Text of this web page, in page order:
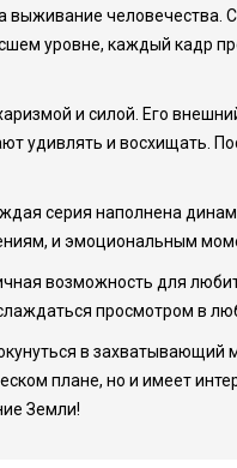
уровне, каждый кадр
и силой. Его
удивлять и восхищать.
серия наполнена
и эмоциональным
возможность для
просмотром в
в
плане, но и имеет
Земли!